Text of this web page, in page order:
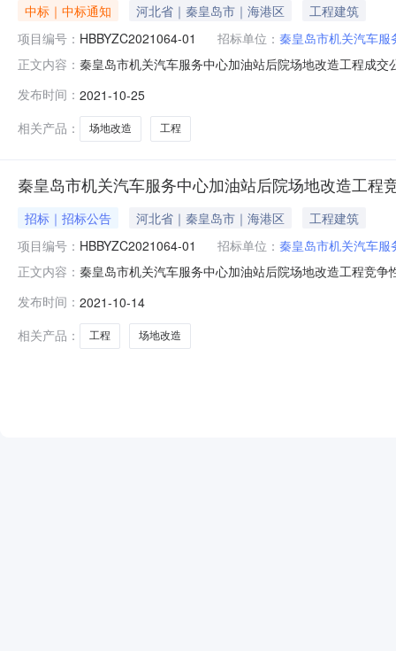
中标｜中标通知 河北省｜秦皇岛市｜海港区
工程建筑
项目编号： HBBYZC2021064-01 招标单位： 秦皇岛市机关汽车服
正文内容： 秦皇岛市机关汽车服务中心加油站后院场地改造工程成
万元（人民币）联系人及联系方式：项目联系人王志超
1393360043
发布时间： 2021-10-25
相关产品：
场地改造 工程
秦皇岛市机关汽车服务中心加油站后院场地改造工程
招标｜招标公告 河北省｜秦皇岛市｜海港区
工程建筑
项目编号： HBBYZC2021064-01 招标单位： 秦皇岛市机关汽车服
正文内容： 秦皇岛市机关汽车服务中心加油站后院场地改造工程竞
目名称：秦皇岛市机关汽车服务中心加油站后院场地改
发布时间： 2021-10-14
相关产品：
工程 场地改造